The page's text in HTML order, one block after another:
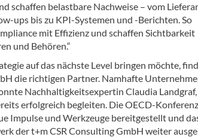
schaffen belastbare Nachweise – vom
ups bis zu KPI-Systemen und -Berichten. So
mit Effizienz und schaffen Sichtbarkeit
und Behören.“
auf das nächste Level bringen möchte,
die richtigen Partner. Namhafte
Nachhaltigkeitsexpertin Claudia Landgraf,
erfolgreich begleiten. Die OECD-
Impulse und Werkzeuge bereitgestellt und
der t+m CSR Consulting GmbH weiter